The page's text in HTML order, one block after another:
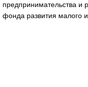
предпринимательства и
фонда развития малого и